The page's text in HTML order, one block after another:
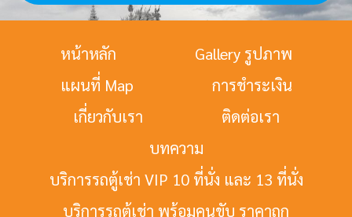
หน้าหลัก
Gallery รูปภาพ
แผนที่ Map
การชำระเงิน
เกี่ยวกับเรา
ติดต่อเรา
บทความ
บริการรถตู้เช่า VIP 10 ที่นั่ง และ 13 ที่นั่ง
บริการรถตู้เช่า พร้อมคนขับ ราคาถูก